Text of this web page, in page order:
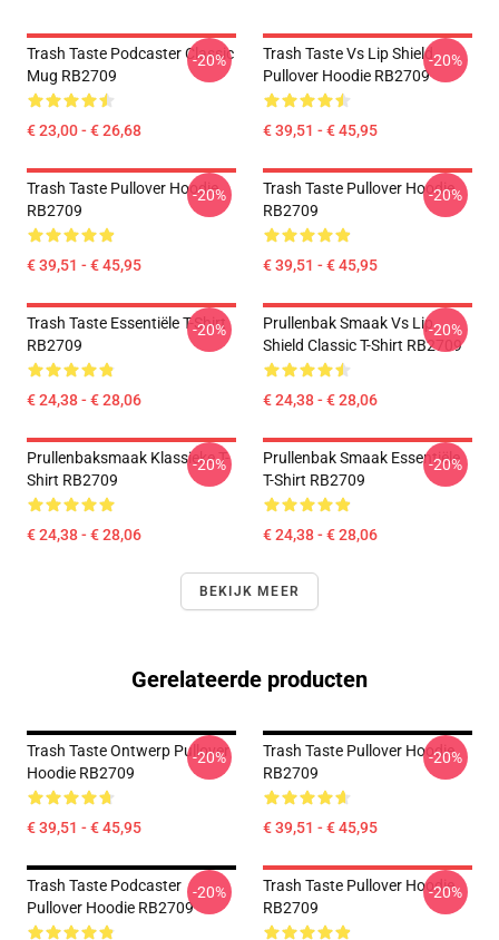
Trash Taste Podcaster Classic
Mug RB2709
€ 23,00 - € 26,68
-20%
Trash Taste Vs Lip Shield
Pullover Hoodie RB2709
€ 39,51 - € 45,95
-20%
Trash Taste Pullover Hoodie
RB2709
€ 39,51 - € 45,95
-20%
Trash Taste Pullover Hoodie
RB2709
€ 39,51 - € 45,95
-20%
Trash Taste Essentiële T-Shirt
RB2709
€ 24,38 - € 28,06
-20%
Prullenbak Smaak Vs Lip
Shield Classic T-Shirt RB2709
€ 24,38 - € 28,06
-20%
Prullenbaksmaak Klassieke T-
Shirt RB2709
€ 24,38 - € 28,06
-20%
Prullenbak Smaak Essentiële
T-Shirt RB2709
€ 24,38 - € 28,06
-20%
BEKIJK MEER
Gerelateerde producten
Trash Taste Ontwerp Pullover
Hoodie RB2709
€ 39,51 - € 45,95
-20%
Trash Taste Pullover Hoodie
RB2709
€ 39,51 - € 45,95
-20%
Trash Taste Podcaster
Pullover Hoodie RB2709
-20%
Trash Taste Pullover Hoodie
RB2709
-20%